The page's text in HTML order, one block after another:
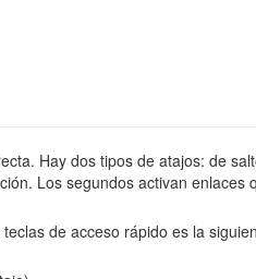
Hay dos tipos de atajos: de
Los segundos activan
de acceso rápido es la